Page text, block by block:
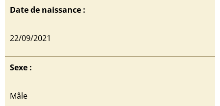
Date de naissance :
22/09/2021
Sexe :
Mâle